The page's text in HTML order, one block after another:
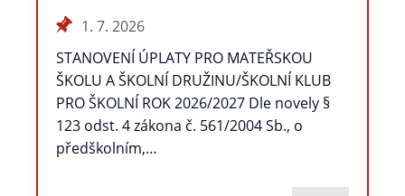
1. 7. 2026
STANOVENÍ ÚPLATY PRO MATEŘSKOU
ŠKOLU A ŠKOLNÍ DRUŽINU/ŠKOLNÍ KLUB
PRO ŠKOLNÍ ROK 2026/2027 Dle novely §
123 odst. 4 zákona č. 561/2004 Sb., o
předškolním,…